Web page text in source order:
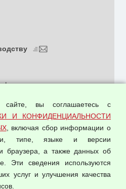
данных
вы соглашаетесь с
И КОНФИДЕНЦИАЛЬНОСТИ
, включая сбор информации о
типе, языке и версии
браузера, а также данных об
Эти сведения используются
услуг и улучшения качества